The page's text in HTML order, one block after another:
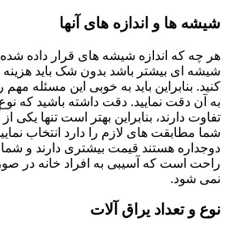
شیشه ها و اندازه های آنها
هر چه که اندازه شیشه های قرار داده
شیشه ای بیشتر باشد بدون شک باید
کنید. بنابراین باید به خوبی این مسئله
به آن دقت نمایید. دقت داشته باشید که
تفاوت دارند، بنابراین بهتر است تنها یکی
شما مطابقت های لازم را دارد انتخاب
دوجداره هستند قیمت بیشتری دارند و شما
راحت است که آسیبی به افراد خانه در
نمی شود.
نوع و تعداد یراق آلات